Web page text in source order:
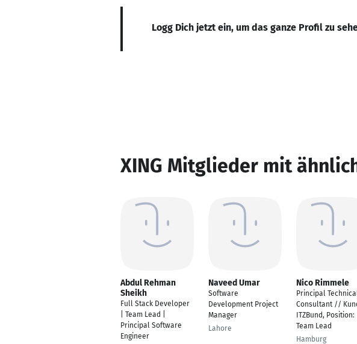
Logg Dich jetzt ein, um das ganze Profil zu
XING Mitglieder mit
Abdul Rehman
Sheikh
Full Stack Developer
| Team Lead |
Principal Software
Engineer
Naveed Umar
Software
Development Project
Manager
Lahore
Nico Rimmele
Principal
Consultant //
ITZBund, Position:
Team Lead
Hamburg